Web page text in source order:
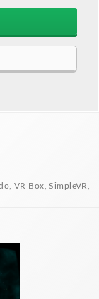
VR Box, SimpleVR,